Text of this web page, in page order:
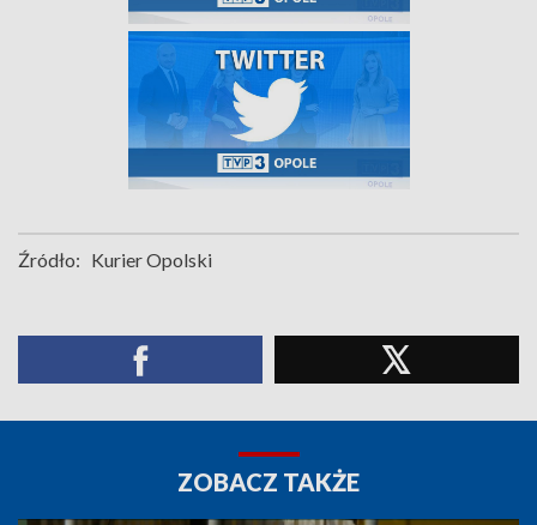
Źródło: Kurier Opolski
ZOBACZ TAKŻE